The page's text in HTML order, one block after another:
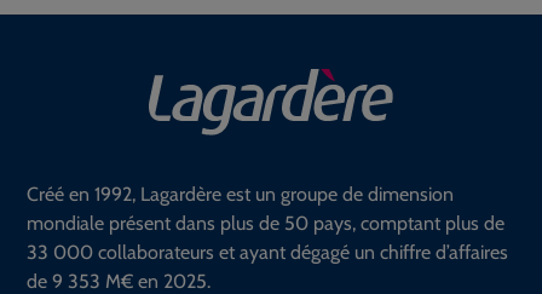
Créé en 1992, Lagardère est un groupe de dimension
mondiale présent dans plus de 50 pays, comptant plus de
33 000 collaborateurs et ayant dégagé un chiffre d’affaires
de 9 353 M€ en 2025.